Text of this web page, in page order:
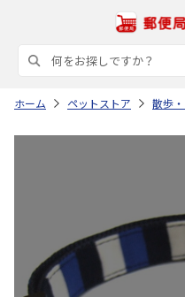
ホーム ペットストア 散歩